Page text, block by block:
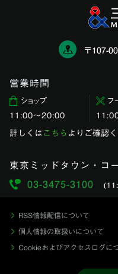
〒107-
営業時間
ショップ
11:00〜20:00
フ
詳しくは こちら よりご確認
東京ミッドタウン・コ
03-3475-3100
RSS情報配信について
個人情報の取扱いについて
Cookieおよびアクセスログに